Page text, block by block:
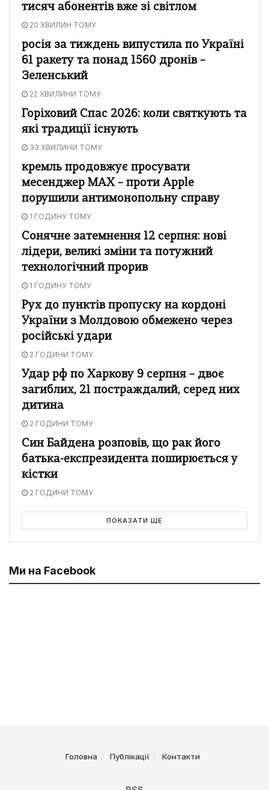
тисяч абонентів вже зі світлом
20 ХВИЛИН ТОМУ
росія за тиждень випустила по Україні
61 ракету та понад 1560 дронів –
Зеленський
22 ХВИЛИНИ ТОМУ
Горіховий Спас 2026: коли святкують та
які традиції існують
33 ХВИЛИНИ ТОМУ
кремль продовжує просувати
месенджер MAX – проти Apple
порушили антимонопольну справу
1 ГОДИНУ ТОМУ
Сонячне затемнення 12 серпня: нові
лідери, великі зміни та потужний
технологічний прорив
1 ГОДИНУ ТОМУ
Рух до пунктів пропуску на кордоні
України з Молдовою обмежено через
російські удари
2 ГОДИНИ ТОМУ
Удар рф по Харкову 9 серпня – двоє
загиблих, 21 постраждалий, серед них
дитина
2 ГОДИНИ ТОМУ
Син Байдена розповів, що рак його
батька-експрезидента поширюється у
кістки
2 ГОДИНИ ТОМУ
ПОКАЗАТИ ЩЕ
Ми на Facebook
Головна Публікації Контакти